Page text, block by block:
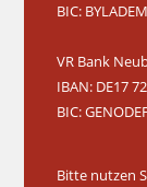
BIC:
VR Bank
IBAN: DE17
BIC:
Bitte nutzen